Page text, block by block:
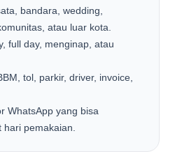
bandara, wedding,
atau luar kota.
full day, menginap, atau
tol, parkir, driver, invoice,
WhatsApp yang bisa
pemakaian.